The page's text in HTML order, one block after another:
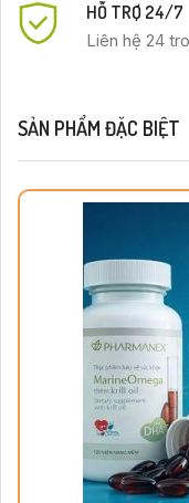
HỖ TRỢ 24/7
Liên hệ 24
SẢN PHẨM ĐẶC BIỆT